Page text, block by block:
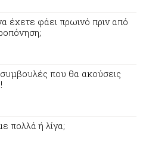
έχετε φάει πρωινό πριν από
που θα ακούσεις
πολλά ή λίγα;